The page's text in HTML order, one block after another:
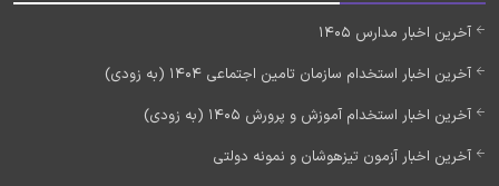
آخرین اخبار مدارس 1405
آخرین اخبار استخدام سازمان تامین اجتماعی 1404 (به زودی)
آخرین اخبار استخدام آموزش و پرورش 1405 (به زودی)
آخرین اخبار آزمون تیزهوشان و نمونه دولتی